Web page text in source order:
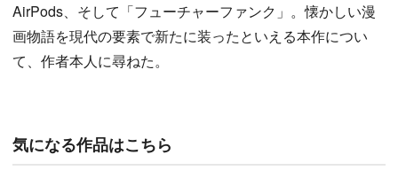
AirPods、そして「フューチャーファンク」。懐かしい漫
画物語を現代の要素で新たに装ったといえる本作につい
て、作者本人に尋ねた。
気になる作品はこちら